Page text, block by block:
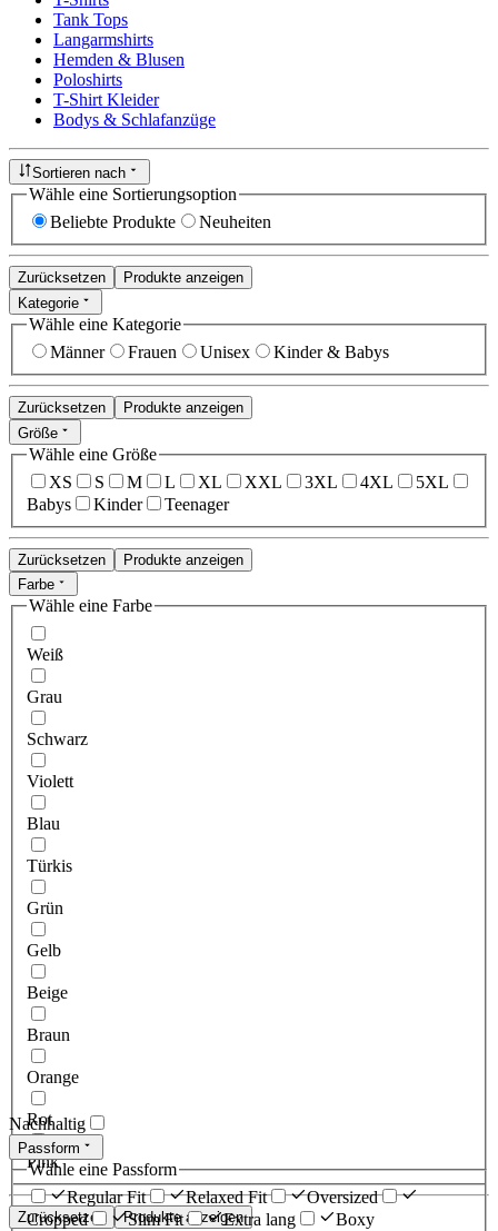
Tank Tops
Langarmshirts
Hemden & Blusen
Poloshirts
T-Shirt Kleider
Bodys & Schlafanzüge
Sortieren nach
Wähle eine Sortierungsoption
Beliebte Produkte
Neuheiten
Zurücksetzen
Produkte anzeigen
Kategorie
Wähle eine Kategorie
Männer
Frauen Unisex Kinder & Babys
Zurücksetzen
Produkte anzeigen
Größe
Wähle eine Größe
XS
S M L XL XXL 3XL 4XL
5XL
Babys
Kinder Teenager
Zurücksetzen
Produkte anzeigen
Farbe
Wähle eine Farbe
Weiß
Grau
Schwarz
Violett
Blau
Türkis
Grün
Gelb
Beige
Braun
Orange
Rot
Pink
Zurücksetzen Produkte anzeigen
Nachhaltig
Passform
Wähle eine Passform
Regular Fit
Relaxed Fit
Oversized
Cropped
Slim Fit Extra lang Boxy